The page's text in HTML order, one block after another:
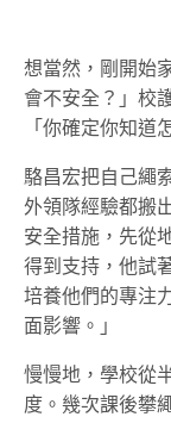
想當然，剛開始
會不安全？」校
「你確定你知道
駱昌宏把自己繩
外領隊經驗都搬
安全措施，先從
得到支持，他試
培養他們的專注
面影響。」
慢慢地，學校從
度。幾次課後攀